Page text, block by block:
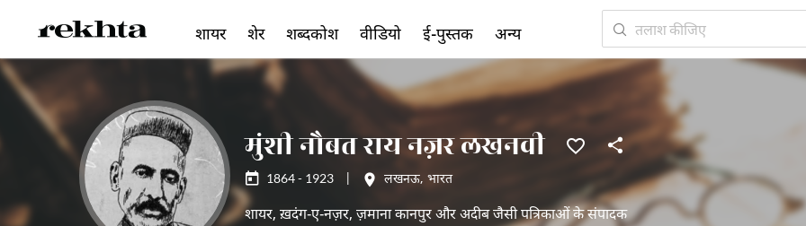
मुंशी नौबत राय नज़र लखनवी
1864 - 1923 लखनऊ, भारत
शायर, ख़दंग-ए-नज़र, ज़माना कानपुर और अदीब जैसी पत्रिकाओं के संपादक
शायर शेर शब्दकोश वीडियो ई-पुस्तक अन्य